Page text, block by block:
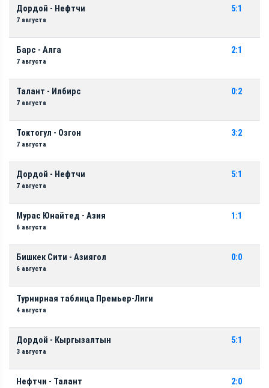
Дордой - Нефтчи
7 августа
5:1
Барс - Алга
7 августа
2:1
Талант - Илбирс
7 августа
0:2
Токтогул - Озгон
7 августа
3:2
Дордой - Нефтчи
7 августа
5:1
Мурас Юнайтед - Азия
6 августа
1:1
Бишкек Сити - Азиягол
6 августа
0:0
Турнирная таблица Премьер-Лиги
4 августа
Дордой - Кыргызалтын
3 августа
5:1
Нефтчи - Талант 2:0